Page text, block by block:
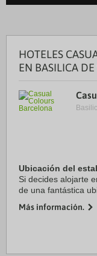
HOTELES
EN BASILICA
Ubicación del
Si decides alojarte
de una fantástica
Además, este hotel
Más información.